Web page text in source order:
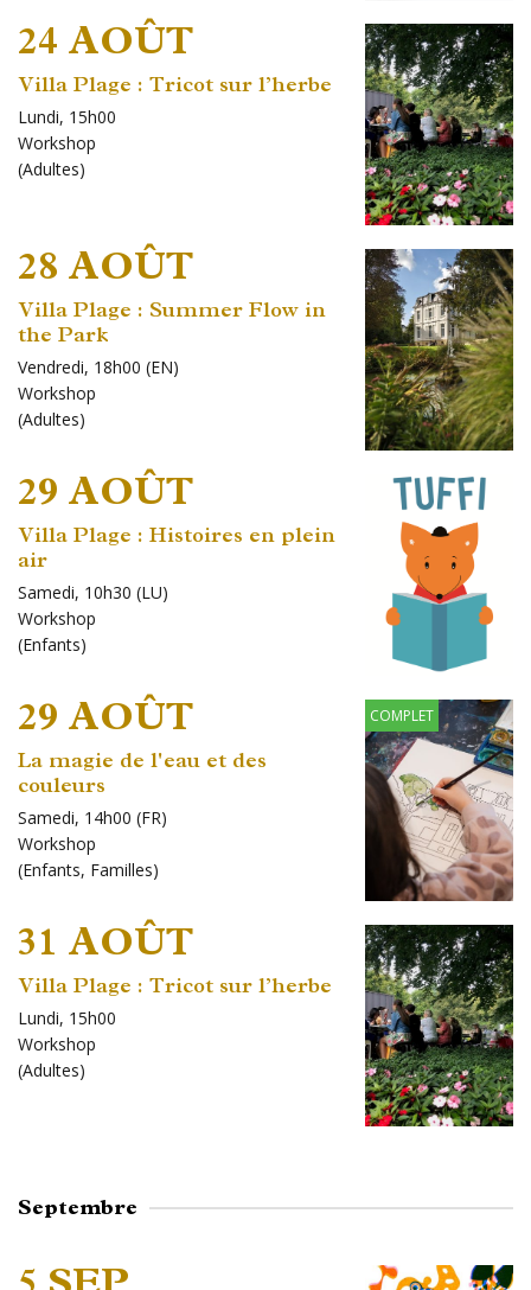
24 AOÛT
Villa Plage : Tricot sur l’herbe
Lundi, 15h00
Workshop
(Adultes)
28 AOÛT
Villa Plage : Summer Flow in
the Park
Vendredi, 18h00 (EN)
Workshop
(Adultes)
29 AOÛT
Villa Plage : Histoires en plein
air
Samedi, 10h30 (LU)
Workshop
(Enfants)
29 AOÛT COMPLET
La magie de l'eau et des
couleurs
Samedi, 14h00 (FR)
Workshop
(Enfants, Familles)
31 AOÛT
Villa Plage : Tricot sur l’herbe
Lundi, 15h00
Workshop
(Adultes)
Septembre